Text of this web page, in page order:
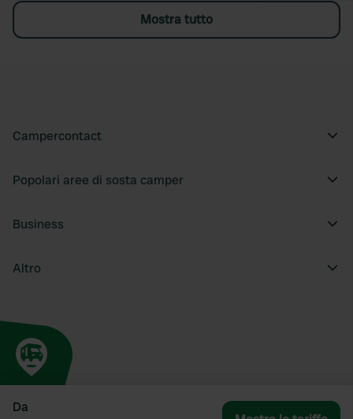
Da
Mostra tutto
Campercontact
Popolari aree di sosta camper
Business
Altro